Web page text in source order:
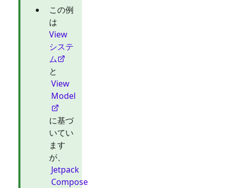
この例
は
View
システ
ム
と
View
Model
に基づ
いてい
ます
が、
Jetpack
Compose